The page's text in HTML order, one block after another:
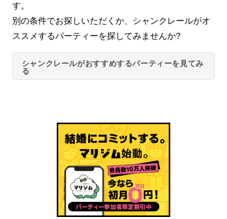
す。
別の条件でお探しいただくか、シャンクレールがオ
ススメするパーティーを探してみませんか?
シャンクレールがおすすめするパーティーを見てみ
る